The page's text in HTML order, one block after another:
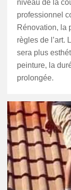
niveau de la
professionnel
Rénovation, la
règles de l’art.
sera plus
peinture, la
prolongée.